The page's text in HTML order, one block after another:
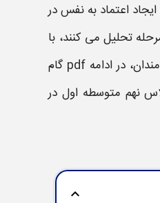
اعتماد به نفس در
تحلیل می کنند، با
در ادامه
pdf گام
نهم متوسطه اول در
expand_more